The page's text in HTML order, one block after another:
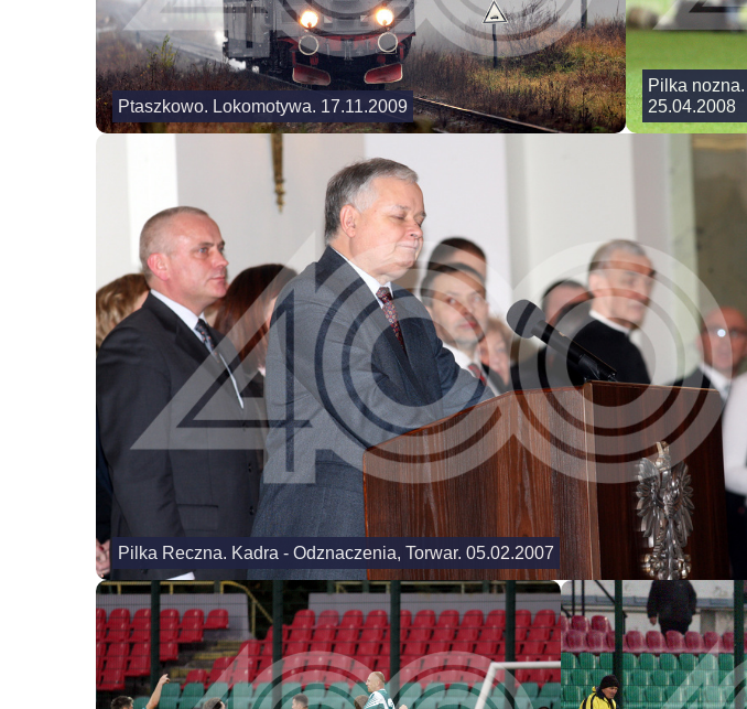
Ptaszkowo. Lokomotywa. 17.11.2009
Pilka
25.04.2008
Pilka Reczna. Kadra - Odznaczenia, Torwar. 05.02.2007